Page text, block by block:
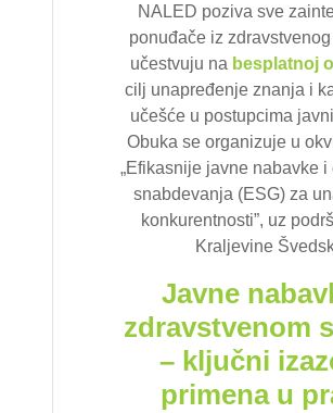
NALED poziva sve
ponuđače iz
učestvuju na besplatnoj
cilj unapređenje znanja i
učešće u postupcima
Obuka se organizuje u
„Efikasnije javne nabavke
snabdevanja (ESG) za
konkurentnosti”, uz
Kraljevine
Javne
zdravstvenom
– ključni
primena u